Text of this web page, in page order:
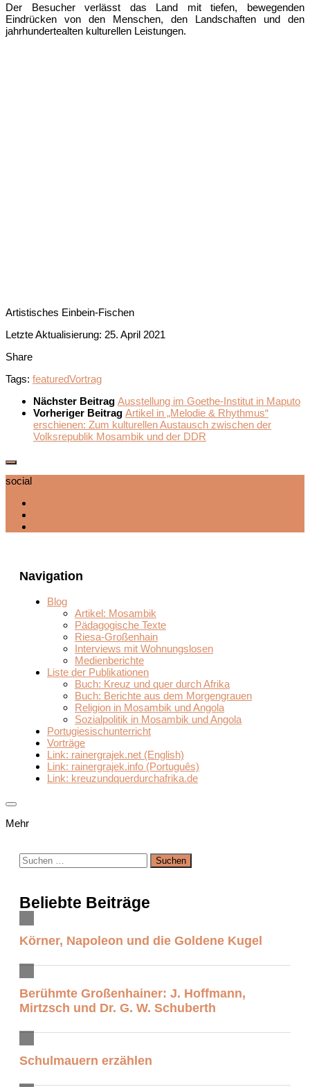
Der Besucher verlässt das Land mit tiefen, bewegenden
Eindrücken von den Menschen, den Landschaften und den
jahrhundertealten kulturellen Leistungen.
Artistisches Einbein-Fischen
Letzte Aktualisierung: 25. April 2021
Share
Tags: featuredVortrag
Nächster Beitrag Ausstellung im Goethe-Institut in Maputo
Vorheriger Beitrag Artikel in „Melodie & Rhythmus“
erschienen: Zum kulturellen Austausch zwischen der
Volksrepublik Mosambik und der DDR
social
Navigation
Blog
Artikel: Mosambik
Pädagogische Texte
Riesa-Großenhain
Interviews mit Wohnungslosen
Medienberichte
Liste der Publikationen
Buch: Kreuz und quer durch Afrika
Buch: Berichte aus dem Morgengrauen
Religion in Mosambik und Angola
Sozialpolitik in Mosambik und Angola
Portugiesischunterricht
Vorträge
Link: rainergrajek.net (English)
Link: rainergrajek.info (Português)
Link: kreuzundquerdurchafrika.de
Mehr
Suchen
nach:
Beliebte Beiträge
Körner, Napoleon und die Goldene Kugel
Berühmte Großenhainer: J. Hoffmann,
Mirtzsch und Dr. G. W. Schuberth
Schulmauern erzählen